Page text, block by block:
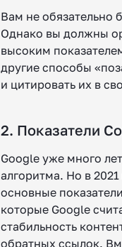
Вам не обязательно
Однако вы должны
высоким
другие способы
и цитировать их в
2. Показатели
Google уже много
алгоритма. Но в
основные
которые Google
стабильность
обратных ссылок.